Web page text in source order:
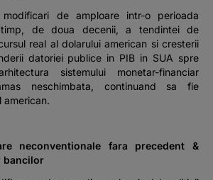
de amploare intr-o perioada
de doua decenii, a tendintei de
real al dolarului american si cresterii
datoriei publice in PIB in SUA spre
sistemului monetar-financiar
neschimbata, continuand sa fie
american.
neconventionale fara precedent &
bancilor